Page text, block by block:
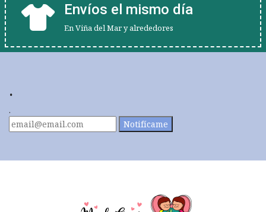
Envíos el mismo día
En Viña del Mar y alrededores
.
.
Notifícame